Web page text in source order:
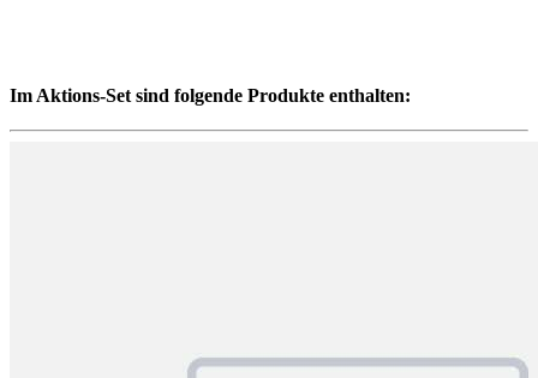
Im Aktions-Set sind folgende Produkte enthalten: